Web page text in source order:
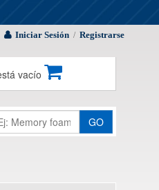
Iniciar Sesión / Registrarse
vacío
GO